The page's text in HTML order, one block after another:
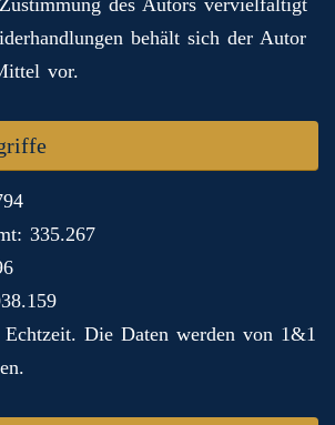
behält sich der Autor
vor.
335.267
Die Daten werden von 1&1